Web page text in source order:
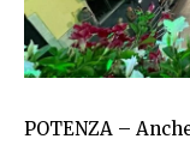
POTENZA –